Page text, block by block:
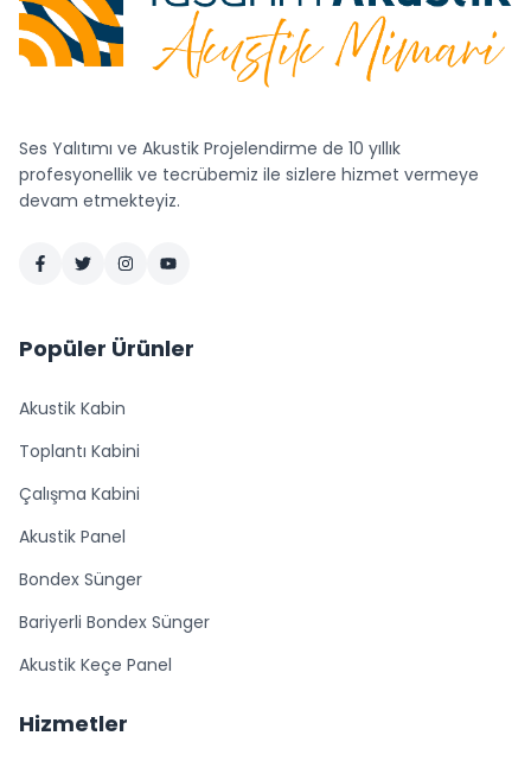
Ses Yalıtımı ve Akustik Projelendirme de 10 yıllık
profesyonellik ve tecrübemiz ile sizlere hizmet vermeye
devam etmekteyiz.
Popüler Ürünler
Akustik Kabin
Toplantı Kabini
Çalışma Kabini
Akustik Panel
Bondex Sünger
Bariyerli Bondex Sünger
Akustik Keçe Panel
Hizmetler